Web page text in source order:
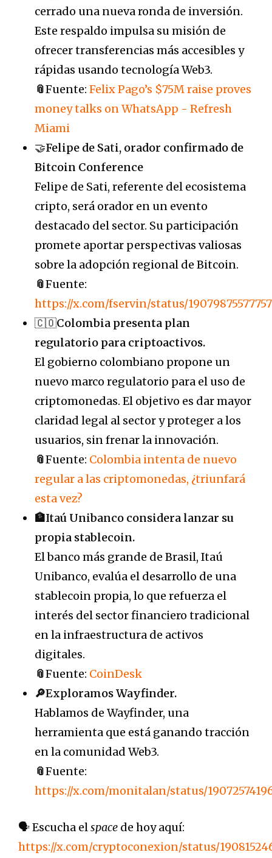
cerrado una nueva ronda de inversión.
Este respaldo impulsa su misión de
ofrecer transferencias más accesibles y
rápidas usando tecnología Web3.
📎Fuente: Felix Pago’s $75M raise proves
money talks on WhatsApp - Refresh
Miami
🤝Felipe de Sati, orador confirmado de
Bitcoin Conference
Felipe de Sati, referente del ecosistema
cripto, será orador en un evento
destacado del sector. Su participación
promete aportar perspectivas valiosas
sobre la adopción regional de Bitcoin.
📎Fuente:
https://x.com/fservin/status/
🇨🇴Colombia presenta plan
regulatorio para criptoactivos.
El gobierno colombiano propone un
nuevo marco regulatorio para el uso de
criptomonedas. El objetivo es dar mayor
claridad legal al sector y proteger a los
usuarios, sin frenar la innovación.
📎Fuente: Colombia intenta de nuevo
regular a las criptomonedas, ¿triunfará
esta vez?
🏦Itaú Unibanco considera lanzar su
propia stablecoin.
El banco más grande de Brasil, Itaú
Unibanco, evalúa el desarrollo de una
stablecoin propia, lo que refuerza el
interés del sector financiero tradicional
en la infraestructura de activos
digitales.
📎Fuente: CoinDesk
🔎Exploramos Wayfinder.
Hablamos de Wayfinder, una
herramienta que está ganando tracción
en la comunidad Web3.
📎Fuente:
https://x.com/monitalan/status/
🗣️ Escucha elspace de hoy aquí:
https://x.com/cryptoconexion/status/